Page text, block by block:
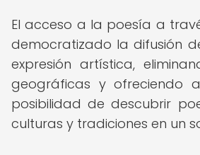
El acceso a la poesía a
democratizado la difusión
expresión artística,
geográficas y ofreciendo
posibilidad de descubrir
culturas y tradiciones en un